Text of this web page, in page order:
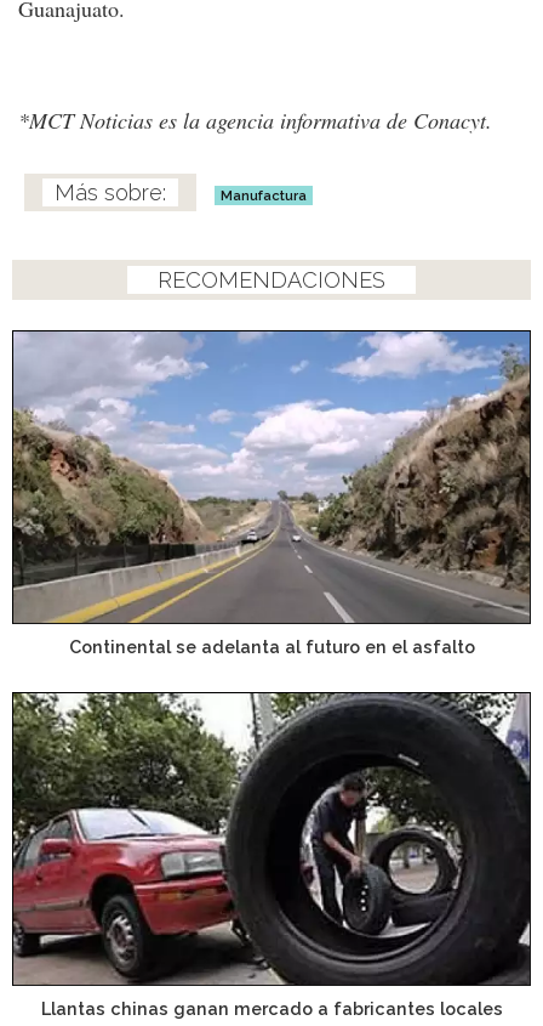
Guanajuato.
*MCT Noticias es la agencia informativa de Conacyt.
Manufactura
RECOMENDACIONES
Continental se adelanta al futuro en el asfalto
Llantas chinas ganan mercado a fabricantes locales